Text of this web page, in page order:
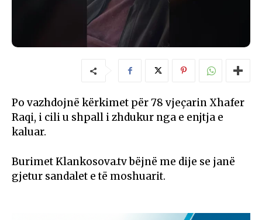
Po vazhdojnë kërkimet për 78 vjeçarin Xhafer
Raqi, i cili u shpall i zhdukur nga e enjtja e
kaluar.
Burimet Klankosova.tv bëjnë me dije se janë
gjetur sandalet e të moshuarit.